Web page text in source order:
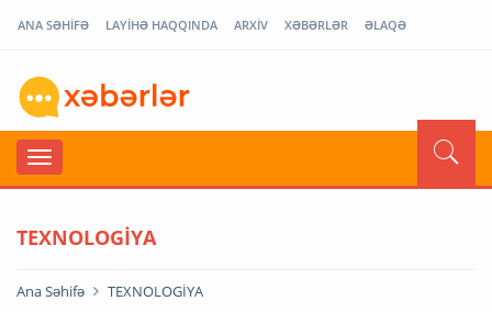
ANA SƏHİFƏ LAYİHƏ HAQQINDA ARXİV XƏBƏRLƏR ƏLAQƏ
TEXNOLOGİYA
Ana Səhifə TEXNOLOGİYA